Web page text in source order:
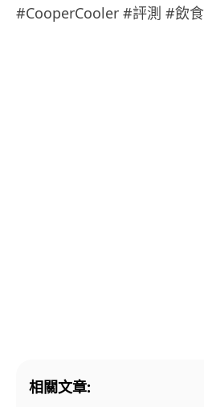
#CooperCooler #評測 #飲
相關文章: